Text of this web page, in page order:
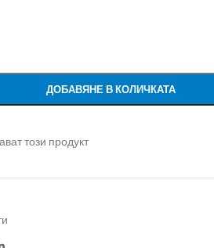
ДОБАВЯНЕ В КОЛИЧКАТА
този продукт